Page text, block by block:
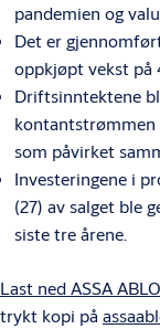
pandemien og
Det er
oppkjøpt vekst på
Driftsinntektene
kontantstrømmen
som påvirket
Investeringene i
(27) av salget ble
siste tre årene.
Last ned ASSA
trykt kopi på